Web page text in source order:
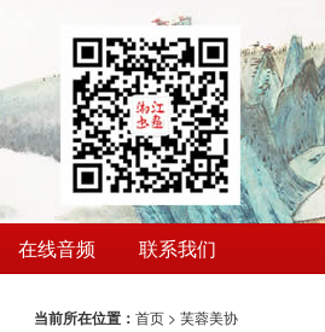
在线音频 联系我们
当前所在位置： 首页 > 芙蓉美协